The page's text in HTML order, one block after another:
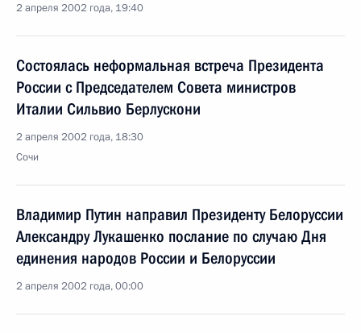
2 апреля 2002 года, 19:40
Состоялась неформальная встреча Президента
России с Председателем Совета министров
Италии Сильвио Берлускони
2 апреля 2002 года, 18:30
Сочи
Владимир Путин направил Президенту Белоруссии
Александру Лукашенко послание по случаю Дня
единения народов России и Белоруссии
2 апреля 2002 года, 00:00